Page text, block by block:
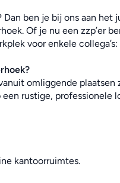
ben je bij ons aan het
Of je nu een zzp’er
voor enkele
?
omliggende plaatsen
rustige, professionele
kantoorruimtes.